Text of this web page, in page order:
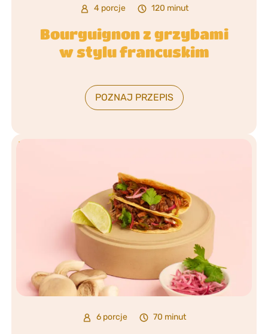
4 porcje 120 minut
Bourguignon z grzybami
w stylu francuskim
POZNAJ PRZEPIS
6 porcje 70 minut